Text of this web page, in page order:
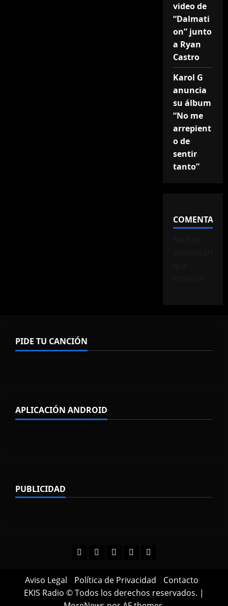
video de
“Dalmati
on” junto
a Ryan
Castro
Karol G
anuncia
su álbum
“No me
arrepient
o de
sentir
tanto”
PIDE TU CANCIÓN
APLICACIÓN ANDROID
PUBLICIDAD
FacebookInstagram
TwitterYouTubeTikTok
Aviso Legal Política de Privacidad
Contacto
EKIS Radio © Todos los derechos reservados. |